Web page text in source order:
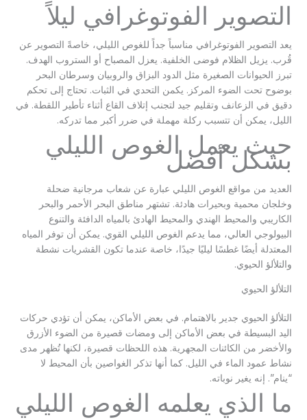
التصوير الفوتوغرافي ليلاً
يعد التصوير الفوتوغرافي مناسباً جداً للغوص الليلي، خاصةً التصوير عن
قُرب. يزيل الظلام فوضى الخلفية. يعزل المصباح أو الستروب الهدف.
تبرز الحيوانات الصغيرة مثل الدود البزاق والروبيان وسرطان البحر
بوضوح تحت الضوء المركز. يكمن التحدي في الثبات. تحتاج إلى تحكم
دقيق في الزعانف وتقليم جيد لتجنب إتلاف القاع أثناء تأطير اللقطة. في
الليل، يمكن أن تتسبب ركلة مهملة في ضرر أكبر مما تدركه.
حيث يعمل الغوص الليلي
بشكل أفضل
العديد من مواقع الغوص الليلي عبارة عن شعاب مرجانية ضحلة
وخلجان محمية وبحيرات هادئة. تشتهر مناطق البحر الأحمر والبحر
الكاريبي والمحيط الهندي والمحيط الهادئ بالمياه الدافئة والتنوع
البيولوجي العالي، مما يدعم الغوص الليلي القوي. يمكن أن توفر المياه
المعتدلة أيضًا غطسًا ليليًا جيدًا، خاصة عندما تكون القشريات نشطة
والتلألؤ الحيوي.
التلألؤ الحيوي
التلألؤ الحيوي جدير بالاهتمام. في بعض الأماكن، يمكن أن تؤدي حركات
اليد البسيطة في بعض الأماكن إلى ومضات قصيرة من الضوء الأزرق
والأخضر من الكائنات المجهرية. هذه اللحظات قصيرة، لكنها تُظهر مدى
نشاط عمود الماء في الليل. كما أنها تذكر الغواصين بأن المحيط لا
“ينام”. إنه يغير نوباته.
ما الذي يعلمه الغوص الليلي